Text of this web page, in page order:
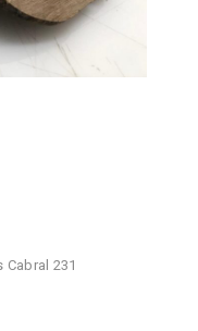
Cabral 231